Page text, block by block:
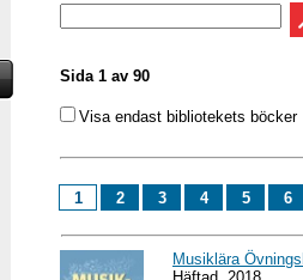
Sida 1 av 90
Visa endast bibliotekets böcker
1 2 3 4 5 6
Musiklära